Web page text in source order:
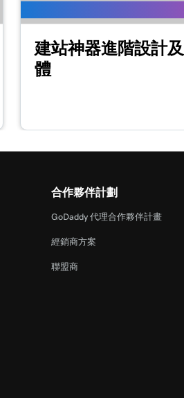
建站神器進階設計
體
合作夥伴計劃
GoDaddy 代理合作夥伴計畫
經銷商方案
聯盟商